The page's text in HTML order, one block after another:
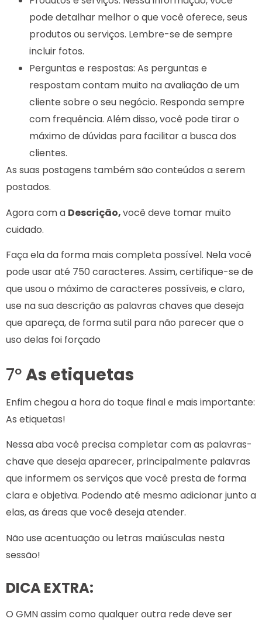
pode detalhar melhor o que você oferece, seus
produtos ou serviços. Lembre-se de sempre
incluir fotos.
Perguntas e respostas: As perguntas e
respostam contam muito na avaliação de um
cliente sobre o seu negócio. Responda sempre
com frequência. Além disso, você pode tirar o
máximo de dúvidas para facilitar a busca dos
clientes.
As suas postagens também são conteúdos a serem
postados.
Agora com a Descrição,você deve tomar muito
cuidado.
Faça ela da forma mais completa possível. Nela você
pode usar até 750 caracteres. Assim, certifique-se de
que usou o máximo de caracteres possíveis, e claro,
use na sua descrição as palavras chaves que deseja
que apareça, de forma sutil para não parecer que o
uso delas foi forçado
7ºAs etiquetas
Enfim chegou a hora do toque final e mais importante:
As etiquetas!
Nessa aba você precisa completar com as palavras-
chave que deseja aparecer, principalmente palavras
que informem os serviços que você presta de forma
clara e objetiva. Podendo até mesmo adicionar junto a
elas, as áreas que você deseja atender.
Não use acentuação ou letras maiúsculas nesta
sessão!
DICA EXTRA:
O GMN assim como qualquer outra rede deve ser